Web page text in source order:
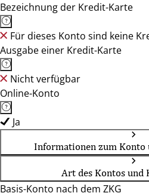
Bezeichnung der Kredit-Karte
Für dieses Konto sind keine
Ausgabe einer Kredit-Karte
Nicht verfügbar
Online-Konto
Ja
Informationen zum
Art des Kontos und
Basis-Konto nach dem ZKG